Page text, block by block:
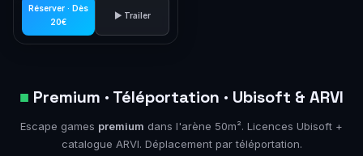
Réserver · Dès
20€
▶ Trailer
■ Premium · Téléportation · Ubisoft & ARVI
Escape games premium dans l'arène 50m². Licences Ubisoft +
catalogue ARVI. Déplacement par téléportation.